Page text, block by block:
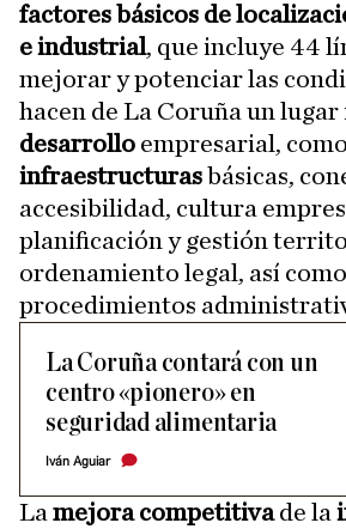
factores básicos de
e industrial, que incluye 44
mejorar y potenciar las
hacen de La Coruña un lugar
desarrollo empresarial,
infraestructurasbásicas,
accesibilidad, cultura
planificación y gestión
ordenamiento legal, así como
procedimientos
La Coruña contará con un
centro «pionero» en
seguridad alimentaria
Iván Aguiar
La mejora competitivade la